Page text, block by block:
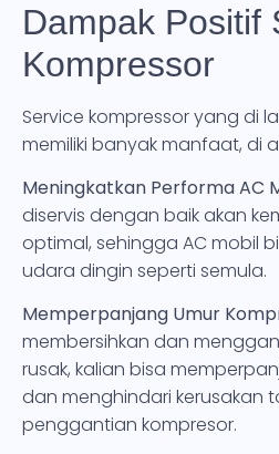
Dampak Positif
Kompressor
Service kompressor yang di
memiliki banyak manfaat, di
Meningkatkan Performa AC
diservis dengan baik akan
optimal, sehingga AC mobil
udara dingin seperti semula.
Memperpanjang Umur
membersihkan dan
rusak, kalian bisa
dan menghindari kerusakan
penggantian kompresor.